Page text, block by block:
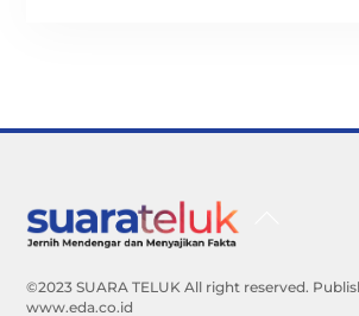
©2023 SUARA TELUK All right reserved.
www.eda.co.id